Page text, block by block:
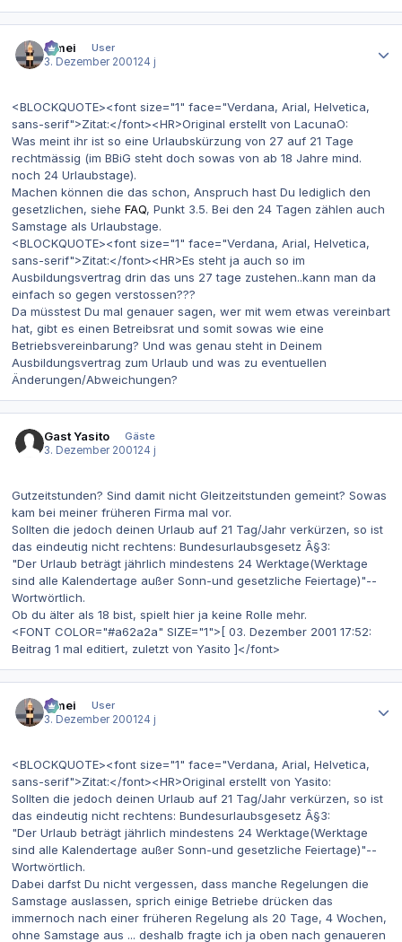
bimei
User
3. Dezember 2001 24 j
<BLOCKQUOTE><font size="1" face="Verdana, Arial, Helvetica,
sans-serif">Zitat:</font><HR>Original erstellt von LacunaO:
Was meint ihr ist so eine Urlaubskürzung von 27 auf 21 Tage
rechtmässig (im BBiG steht doch sowas von ab 18 Jahre mind.
noch 24 Urlaubstage).
Machen können die das schon, Anspruch hast Du lediglich den
gesetzlichen, siehe FAQ, Punkt 3.5. Bei den 24 Tagen zählen auch
Samstage als Urlaubstage.
<BLOCKQUOTE><font size="1" face="Verdana, Arial, Helvetica,
sans-serif">Zitat:</font><HR>Es steht ja auch so im
Ausbildungsvertrag drin das uns 27 tage zustehen..kann man da
einfach so gegen verstossen???
Da müsstest Du mal genauer sagen, wer mit wem etwas vereinbart
hat, gibt es einen Betreibsrat und somit sowas wie eine
Betriebsvereinbarung? Und was genau steht in Deinem
Ausbildungsvertrag zum Urlaub und was zu eventuellen
Änderungen/Abweichungen?
Gast Yasito
Gäste
3. Dezember 2001 24 j
Gutzeitstunden? Sind damit nicht Gleitzeitstunden gemeint? Sowas
kam bei meiner früheren Firma mal vor.
Sollten die jedoch deinen Urlaub auf 21 Tag/Jahr verkürzen, so ist
das eindeutig nicht rechtens: Bundesurlaubsgesetz Â§3:
"Der Urlaub beträgt jährlich mindestens 24 Werktage(Werktage
sind alle Kalendertage außer Sonn-und gesetzliche Feiertage)"--
Wortwörtlich.
Ob du älter als 18 bist, spielt hier ja keine Rolle mehr.
<FONT COLOR="#a62a2a" SIZE="1">[ 03. Dezember 2001 17:52:
Beitrag 1 mal editiert, zuletzt von Yasito ]</font>
bimei
User
3. Dezember 2001 24 j
<BLOCKQUOTE><font size="1" face="Verdana, Arial, Helvetica,
sans-serif">Zitat:</font><HR>Original erstellt von Yasito:
Sollten die jedoch deinen Urlaub auf 21 Tag/Jahr verkürzen, so ist
das eindeutig nicht rechtens: Bundesurlaubsgesetz Â§3:
"Der Urlaub beträgt jährlich mindestens 24 Werktage(Werktage
sind alle Kalendertage außer Sonn-und gesetzliche Feiertage)"--
Wortwörtlich.
Dabei darfst Du nicht vergessen, dass manche Regelungen die
Samstage auslassen, sprich einige Betriebe drücken das
immernoch nach einer früheren Regelung als 20 Tage, 4 Wochen,
ohne Samstage aus ... deshalb fragte ich ja oben nach genaueren